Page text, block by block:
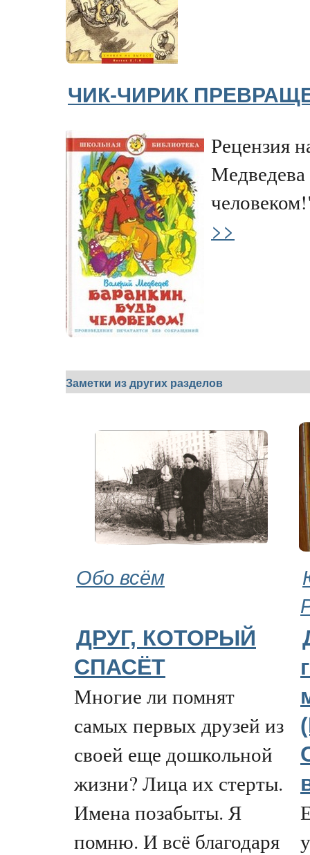
ЧИК-ЧИРИК
Рецензия
>>
Заметки из других разделов
Обо всём
ДРУГ, КОТОРЫЙ
СПАСЁТ
Многие ли помнят
самых первых друзей из
своей еще дошкольной
жизни? Лица их стерты.
Имена позабыты. Я
помню. И всё благодаря